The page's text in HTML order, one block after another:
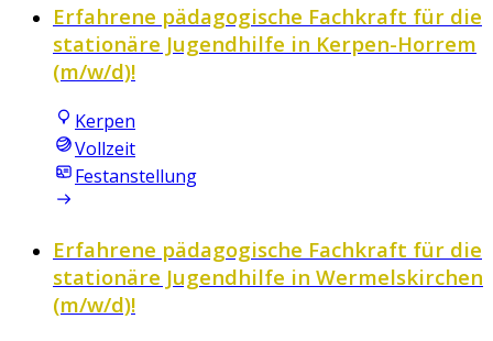
Erfahrene pädagogische Fachkraft für die
stationäre Jugendhilfe in Kerpen-Horrem
(m/w/d)!
Kerpen
Vollzeit
Festanstellung
Erfahrene pädagogische Fachkraft für die
stationäre Jugendhilfe in Wermelskirchen
(m/w/d)!